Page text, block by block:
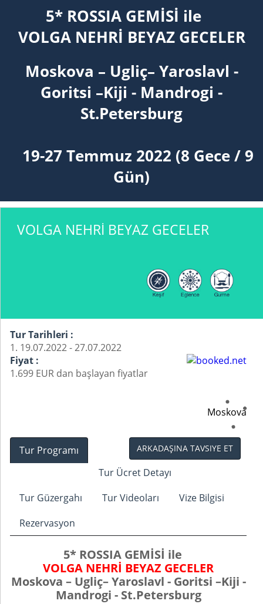
5* ROSSIA GEMİSİ ile
VOLGA NEHRİ BEYAZ GECELER
Moskova – Ugliç– Yaroslavl -
Goritsi –Kiji - Mandrogi -
St.Petersburg
19-27 Temmuz 2022 (8 Gece /9
Gün)
VOLGA NEHRİ BEYAZ GECELER
Tur Tarihleri :
1. 19.07.2022 - 27.07.2022
Fiyat :
1.699 EUR dan başlayan fiyatlar
Moskova
ARKADAŞINA TAVSIYE ET
Tur Programı
Tur Ücret Detayı
Tur Güzergahı
Tur Videoları
Vize Bilgisi
Rezervasyon
5* ROSSIA GEMİSİ ile
VOLGA NEHRİ BEYAZ GECELER
Moskova – Ugliç–Yaroslavl - Goritsi –Kiji -
Mandrogi - St.Petersburg